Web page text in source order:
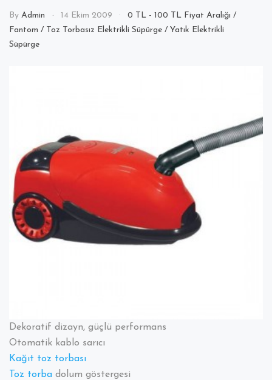
By Admin 14 Ekim 2009 0 TL - 100 TL Fiyat Aralığı /
Fantom / Toz Torbasız Elektrikli Süpürge / Yatık Elektrikli
Süpürge
Dekoratif dizayn, güçlü performans
Otomatik kablo sarıcı
Kağıt toz torbası
Toz torba dolum göstergesi